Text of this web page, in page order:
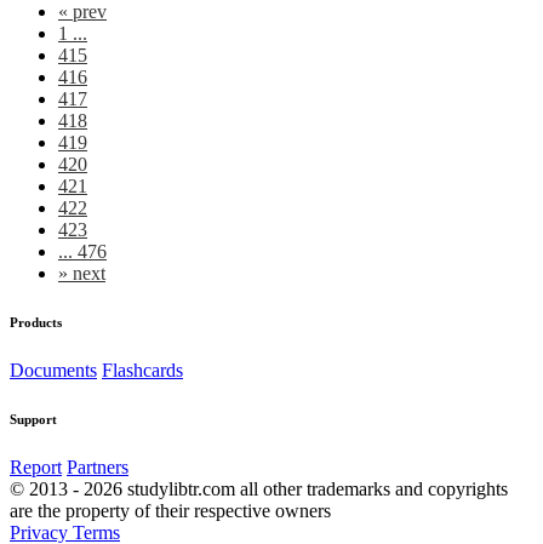
« prev
1 ...
415
416
417
418
419
420
421
422
423
... 476
» next
Products
Documents Flashcards
Support
Report Partners
© 2013 - 2026 studylibtr.com all other trademarks and copyrights
are the property of their respective owners
Privacy Terms